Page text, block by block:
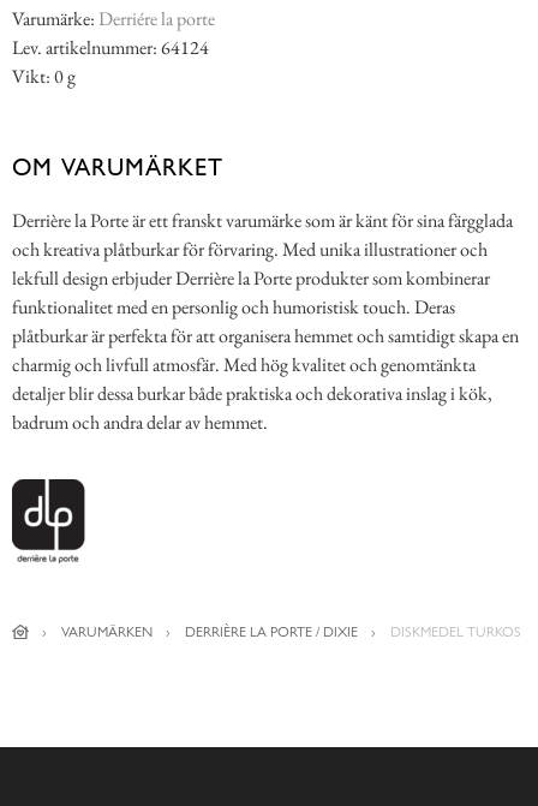
Varumärke: Derriére la porte
Lev. artikelnummer: 64124
Vikt: 0 g
OM VARUMÄRKET
Derrière la Porte är ett franskt varumärke som är känt för sina färgglada
och kreativa plåtburkar för förvaring. Med unika illustrationer och
lekfull design erbjuder Derrière la Porte produkter som kombinerar
funktionalitet med en personlig och humoristisk touch. Deras
plåtburkar är perfekta för att organisera hemmet och samtidigt skapa en
charmig och livfull atmosfär. Med hög kvalitet och genomtänkta
detaljer blir dessa burkar både praktiska och dekorativa inslag i kök,
badrum och andra delar av hemmet.
VARUMÄRKEN DERRIÈRE LA PORTE / DIXIE DISKMEDEL TURKOS